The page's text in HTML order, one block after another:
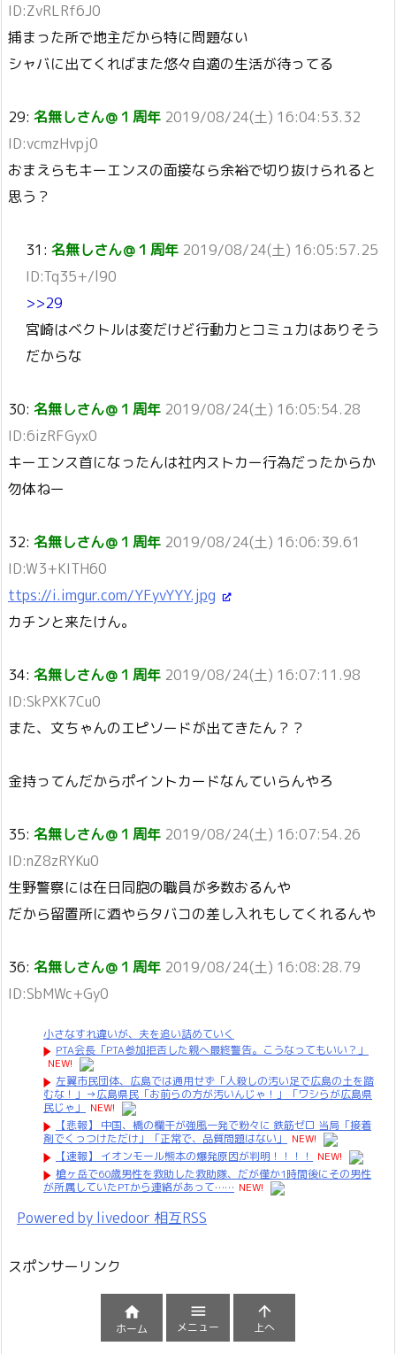
ID:ZvRLRf6J0
捕まった所で地主だから特に問題ない
シャバに出てくればまた悠々自適の生活が待ってる
29: 名無しさん＠１周年 2019/08/24(土) 16:04:53.32
ID:vcmzHvpj0
おまえらもキーエンスの面接なら余裕で切り抜けられると
思う？
31: 名無しさん＠１周年 2019/08/24(土) 16:05:57.25
ID:Tq35+/l90
>>29
宮崎はベクトルは変だけど行動力とコミュ力はありそう
だからな
30: 名無しさん＠１周年 2019/08/24(土) 16:05:54.28
ID:6izRFGyx0
キーエンス首になったんは社内ストカー行為だったからか
勿体ねー
32: 名無しさん＠１周年 2019/08/24(土) 16:06:39.61
ID:W3+KITH60
ttps://i.imgur.com/YFyvYYY.jpg
カチンと来たけん。
34: 名無しさん＠１周年 2019/08/24(土) 16:07:11.98
ID:SkPXK7Cu0
また、文ちゃんのエピソードが出てきたん？？
金持ってんだからポイントカードなんていらんやろ
35: 名無しさん＠１周年 2019/08/24(土) 16:07:54.26
ID:nZ8zRYKu0
生野警察には在日同胞の職員が多数おるんや
だから留置所に酒やらタバコの差し入れもしてくれるんや
36: 名無しさん＠１周年 2019/08/24(土) 16:08:28.79
ID:SbMWc+Gy0
小さなすれ違いが、夫を追い詰めていく
PTA会長「PTA参加拒否した親へ最終警告。こうなってもいい？」
NEW!
左翼市民団体、広島では通用せず「人殺しの汚い足で広島の土を踏
むな！」→広島県民「お前らの方が汚いんじゃ！」「ワシらが広島県
民じゃ」
NEW!
【悲報】 中国、橋の欄干が強風一発で粉々に 鉄筋ゼロ 当局「接着
剤でくっつけただけ」「正常で、品質問題はない」
NEW!
【速報】 イオンモール熊本の爆発原因が判明！！！！
NEW!
槍ヶ岳で60歳男性を救助した救助隊、だが僅か1時間後にその男性
が所属していたPTから連絡があって…… NEW!
Powered by livedoor 相互RSS
スポンサーリンク

ホーム

メニュー

上へ